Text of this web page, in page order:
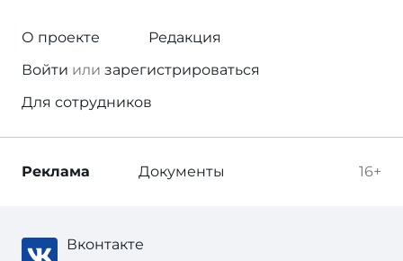
О проекте
Редакция
Войти или зарегистрироваться
Для сотрудников
16+
Реклама Документы
Вконтакте